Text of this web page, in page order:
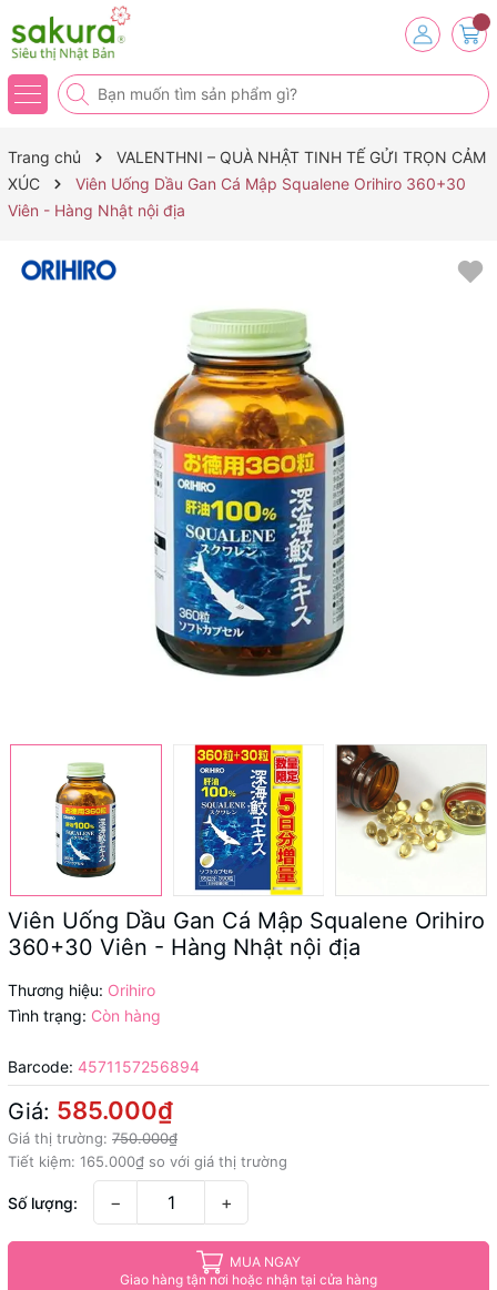
Trang chủ
VALENTHNI – QUÀ NHẬT TINH TẾ GỬI TRỌN CẢM
XÚC
Viên Uống Dầu Gan Cá Mập Squalene Orihiro 360+30
Viên - Hàng Nhật nội địa
Viên Uống Dầu Gan Cá Mập Squalene Orihiro
360+30 Viên - Hàng Nhật nội địa
Thương hiệu: Orihiro
Tình trạng: Còn hàng
Barcode: 4571157256894
Giá: 585.000₫
Giá thị trường: 750.000₫
Tiết kiệm: 165.000₫ so với giá thị trường
Số lượng: − +
MUA NGAY
Giao hàng tận nơi hoặc nhận tại cửa hàng